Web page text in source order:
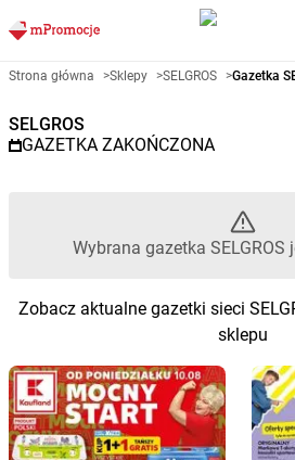
Gazetka
Strona główna >Sklepy >SELGROS >Gazetka
SELGROS
GAZETKA ZAKOŃCZONA
Wybrana gazetka SELGROS
Zobacz aktualne gazetki sieci
sklepu